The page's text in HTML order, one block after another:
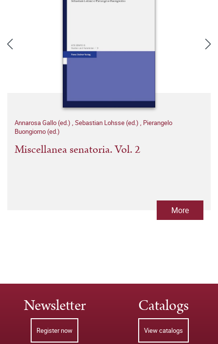
Annarosa Gallo (ed.) , Sebastian Lohsse (ed.) , Pierangelo
Buongiorno (ed.)
Miscellanea senatoria. Vol. 2
More
Newsletter
Register now
Catalogs
View catalogs